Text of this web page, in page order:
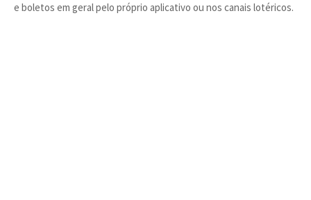
e boletos em geral pelo próprio aplicativo ou nos canais lotéricos.